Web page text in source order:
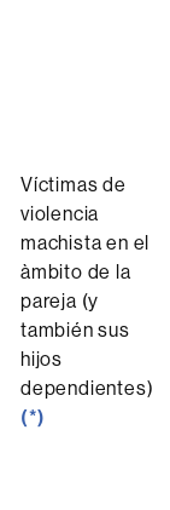
Víctimas de
violencia
machista en el
àmbito de la
pareja (y
también sus
hijos
dependientes)
(*)